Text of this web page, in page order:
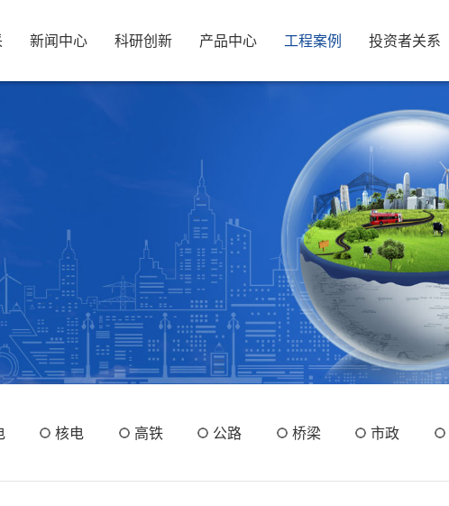
新闻中心 科研创新 产品中心 工程案例 投资者关系
核电 高铁 公路 桥梁 市政